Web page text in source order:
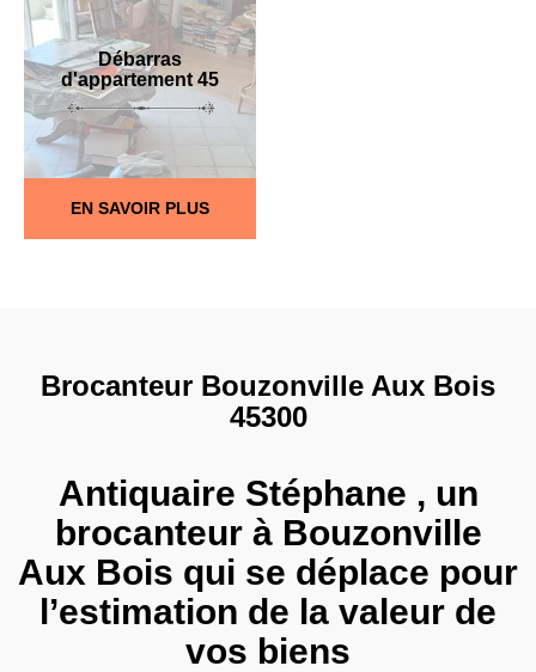
Débarras
d'appartement 45
EN SAVOIR PLUS
Brocanteur Bouzonville Aux Bois
45300
Antiquaire Stéphane , un
brocanteur à Bouzonville
Aux Bois qui se déplace pour
l’estimation de la valeur de
vos biens